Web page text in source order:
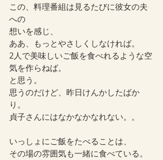
この、料理番組は見るたびに彼女の夫
への
想いを感じ、
ああ、もっとやさしくしなければ。
2人で美味しいご飯を食べれるような空
気を作らねば。
と思う。
思うのだけど、昨日けんかしたばか
り。
貞子さんにはなかなかなれない。。
いっしょにご飯をたべることは、
その場の雰囲気も一緒に食べている。